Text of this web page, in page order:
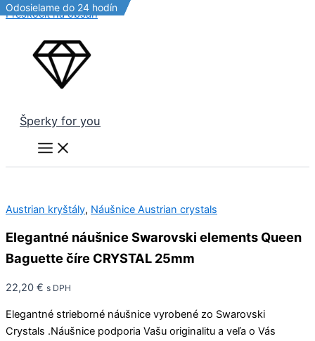
Preskočiť na obsah
Šperky for you
Odosielame do 24 hodín
Austrian kryštály, Náušnice Austrian crystals
Elegantné náušnice Swarovski elements Queen
Baguette číre CRYSTAL 25mm
22,20 € s DPH
Elegantné strieborné náušnice vyrobené zo Swarovski
Crystals .Náušnice podporia Vašu originalitu a veľa o Vás
Odosielame do 24 hodín
Odosielame do 24 hodín
Odosielame do 24 hodín